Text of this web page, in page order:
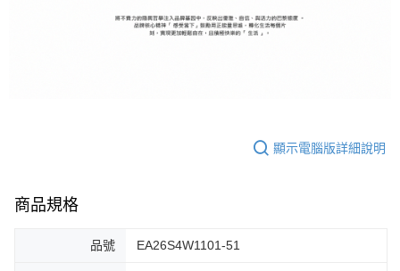
顯示電腦版詳細說明
商品規格
品號 EA26S4W1101-51